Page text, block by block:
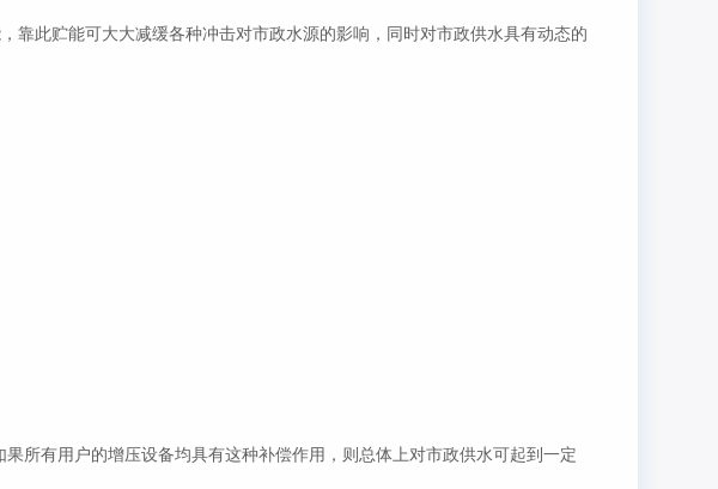
靠此贮能可大大减缓各种冲击对市政水源的影响，同时对市政供水具有动态的
所有用户的增压设备均具有这种补偿作用，则总体上对市政供水可起到一定